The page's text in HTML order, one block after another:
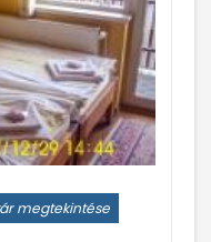
megtekintése